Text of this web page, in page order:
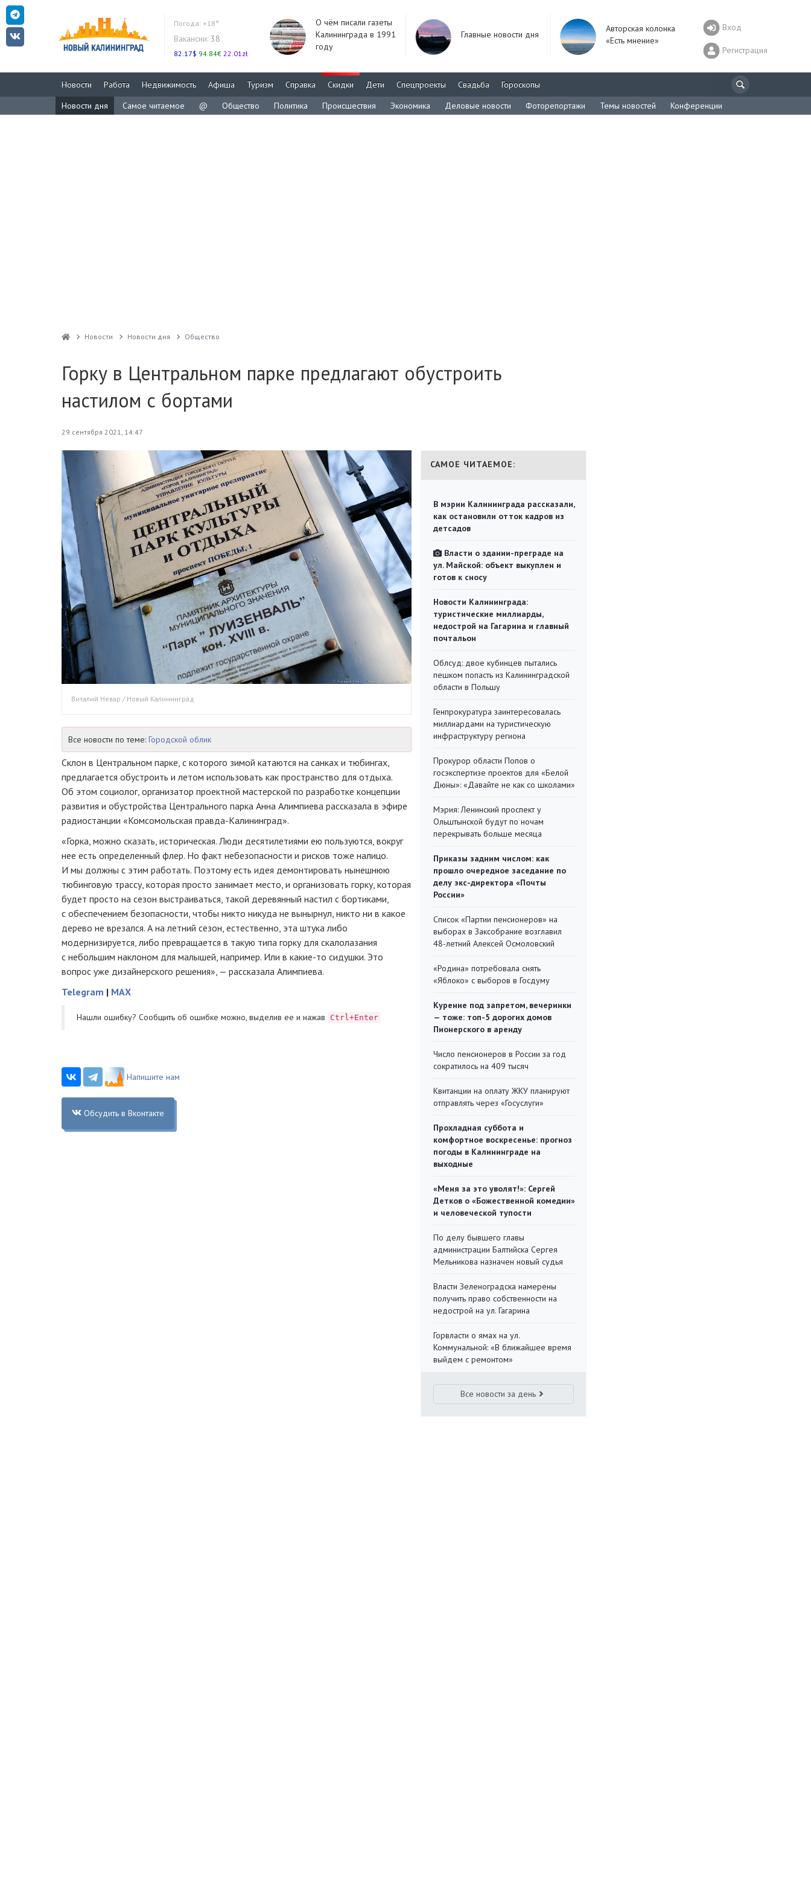
Погода: +18°
Вакансии: 38
82.17$ 94.84€ 22.01zł
О чём писали газеты
Калининграда в 1991
году
Главные новости дня
Авторская колонка
«Есть мнение»
Вход
Регистрация
Новости Работа Недвижимость Афиша Туризм Справка Скидки Дети Спецпроекты Свадьба
Гороскопы
Новости дня
Самое читаемое @ Общество Политика Происшествия Экономика Деловые новости Фоторепортажи Темы новостей Конференции
Новости Новости дня Общество
Горку в Центральном парке предлагают обустроить
настилом с бортами
29 сентября 2021, 14:47
Виталий Невар / Новый Калининград
Все новости по теме: Городской облик
Склон в Центральном парке, с которого зимой катаются на санках и тюбингах,
предлагается обустроить и летом использовать как пространство для отдыха.
Об этом социолог, организатор проектной мастерской по разработке концепции
развития и обустройства Центрального парка Анна Алимпиева рассказала в эфире
радиостанции «Комсомольская правда-Калининград».
«Горка, можно сказать, историческая. Люди десятилетиями ею пользуются, вокруг
нее есть определенный флер. Но факт небезопасности и рисков тоже налицо.
И мы должны с этим работать. Поэтому есть идея демонтировать нынешнюю
тюбинговую трассу, которая просто занимает место, и организовать горку, которая
будет просто на сезон выстраиваться, такой деревянный настил с бортиками,
с обеспечением безопасности, чтобы никто никуда не вынырнул, никто ни в какое
дерево не врезался. А на летний сезон, естественно, эта штука либо
модернизируется, либо превращается в такую типа горку для скалолазания
с небольшим наклоном для малышей, например. Или в какие-то сидушки. Это
вопрос уже дизайнерского решения», — рассказала Алимпиева.
Telegram | MAX
Нашли ошибку? Cообщить об ошибке можно, выделив ее и нажав Ctrl+Enter
Напишите нам
Обсудить в Вконтакте
САМОЕ ЧИТАЕМОЕ:
В мэрии Калининграда рассказали,
как остановили отток кадров из
детсадов
Власти о здании-преграде на
ул. Майской: объект выкуплен и
готов к сносу
Новости Калининграда:
туристические миллиарды,
недострой на Гагарина и главный
почтальон
Облсуд: двое кубинцев пытались
пешком попасть из Калининградской
области в Польшу
Генпрокуратура заинтересовалась
миллиардами на туристическую
инфраструктуру региона
Прокурор области Попов о
госэкспертизе проектов для «Белой
Дюны»: «Давайте не как со школами»
Мэрия: Ленинский проспект у
Ольштынской будут по ночам
перекрывать больше месяца
Приказы задним числом: как
прошло очередное заседание по
делу экс-директора «Почты
России»
Список «Партии пенсионеров» на
выборах в Заксобрание возглавил
48-летний Алексей Осмоловский
«Родина» потребовала снять
«Яблоко» с выборов в Госдуму
Курение под запретом, вечеринки
— тоже: топ-5 дорогих домов
Пионерского в аренду
Число пенсионеров в России за год
сократилось на 409 тысяч
Квитанции на оплату ЖКУ планируют
отправлять через «Госуслуги»
Прохладная суббота и
комфортное воскресенье: прогноз
погоды в Калининграде на
выходные
«Меня за это уволят!»: Сергей
Детков о «Божественной комедии»
и человеческой тупости
По делу бывшего главы
администрации Балтийска Сергея
Мельникова назначен новый судья
Власти Зеленоградска намерены
получить право собственности на
недострой на ул. Гагарина
Горвласти о ямах на ул.
Коммунальной: «В ближайшее время
выйдем с ремонтом»
Все новости за день